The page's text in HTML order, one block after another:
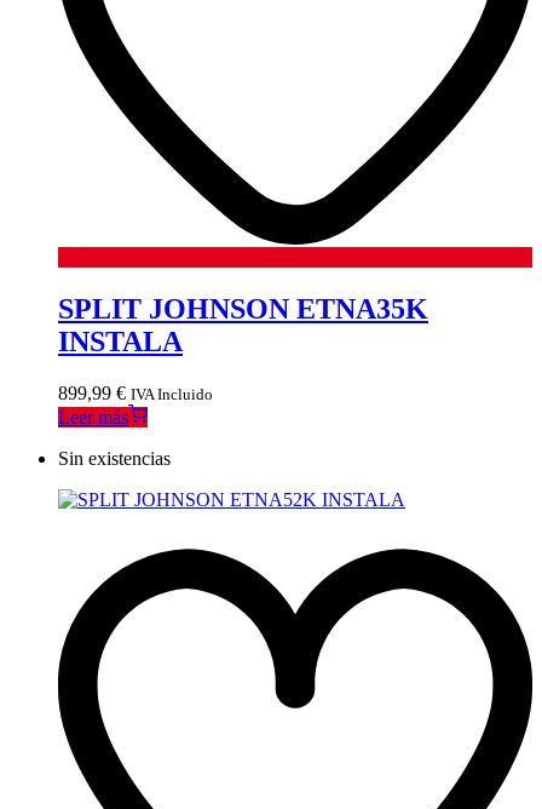
SPLIT JOHNSON ETNA35K
INSTALA
899,99 € IVA Incluido
Leer más
Sin existencias